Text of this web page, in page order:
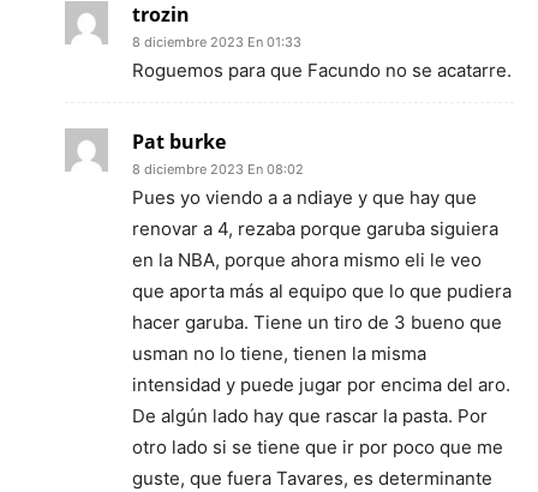
trozin
8 diciembre 2023 En 01:33
Roguemos para que Facundo no se acatarre.
Pat burke
8 diciembre 2023 En 08:02
Pues yo viendo a a ndiaye y que hay que
renovar a 4, rezaba porque garuba siguiera
en la NBA, porque ahora mismo eli le veo
que aporta más al equipo que lo que pudiera
hacer garuba. Tiene un tiro de 3 bueno que
usman no lo tiene, tienen la misma
intensidad y puede jugar por encima del aro.
De algún lado hay que rascar la pasta. Por
otro lado si se tiene que ir por poco que me
guste, que fuera Tavares, es determinante